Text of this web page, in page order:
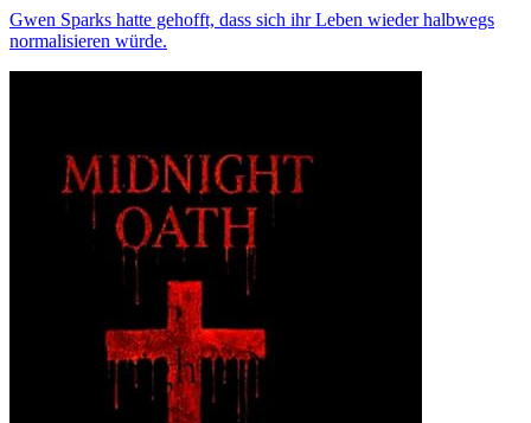
Gwen Sparks hatte gehofft, dass sich ihr Leben wieder halbwegs
normalisieren würde.